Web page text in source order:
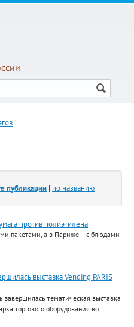
публикации | по названию
против полиэтилена
пакетами, а в Париже – с блюдами
выставка Vending PARIS
тематическая выставка
торгового оборудования во